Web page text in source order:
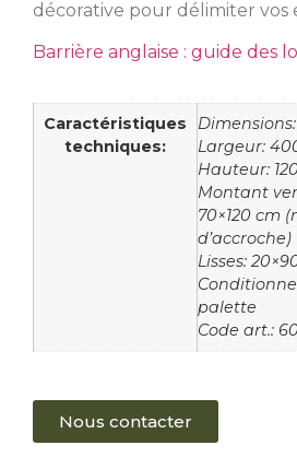
décorative pour délimiter vos
Barrière anglaise : guide des
Caractéristiques
techniques:
Largeur:
Hauteur:
Montant
70×120 cm
d’accroche)
Lisses:
palette
Code art.:
Nous contacter